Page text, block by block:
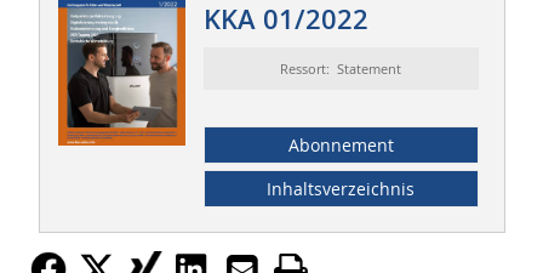
KKA 01/2022
Ressort: Statement
Abonnement
Inhaltsverzeichnis